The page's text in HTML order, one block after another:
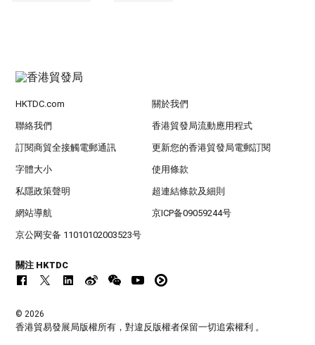
HKTDC.com 關於我們
聯絡我們 香港貿發局流動應用程式
訂閱商貿全接觸電郵通訊 更新您的香港貿發局電郵訂閱
字體大小 使用條款
私隱政策聲明 超連結條款及細則
網站導航 京ICP备09059244号
京公网安备 11010102003523号
關注 HKTDC
© 2026
香港貿易發展局版權所有，對違反版權者保留一切追索權利 。